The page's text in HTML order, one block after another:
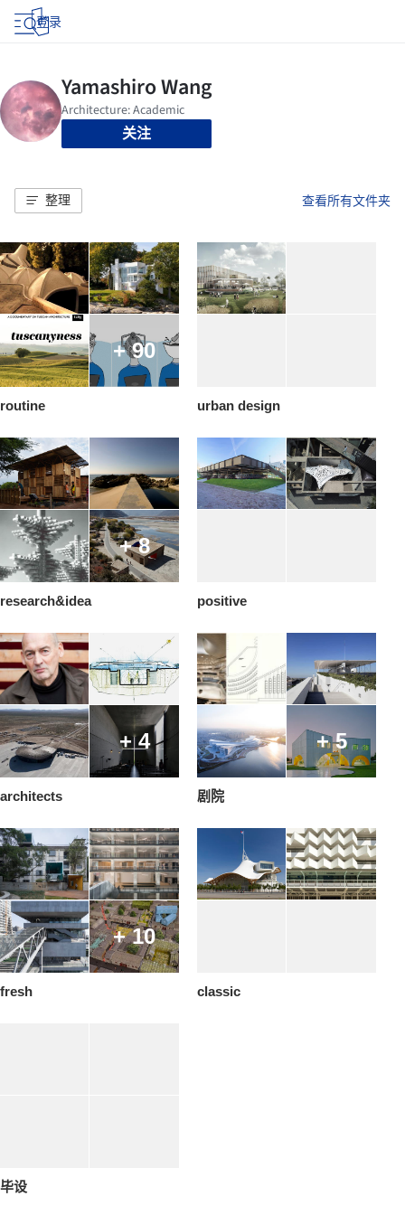
登录
关注
整理 查看所有文件夹
+ 90
routine urban design
+ 8
research&idea positive
+ 4
architects
+ 5
剧院
+ 10
fresh classic
毕设